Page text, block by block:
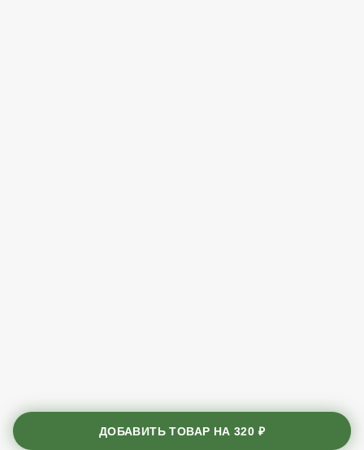
ДОБАВИТЬ ТОВАР НА320 ₽